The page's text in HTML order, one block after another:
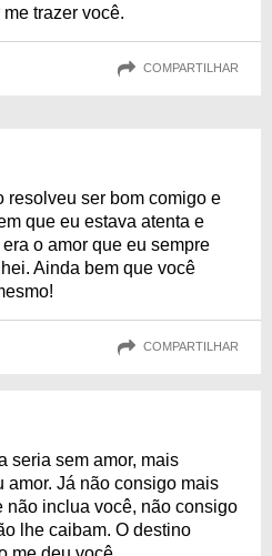
trazer você.
COMPARTILHAR
resolveu ser bom comigo e
que eu estava atenta e
o amor que eu sempre
Ainda bem que você
COMPARTILHAR
seria sem amor, mais
amor. Já não consigo mais
não inclua você, não consigo
lhe caibam. O destino